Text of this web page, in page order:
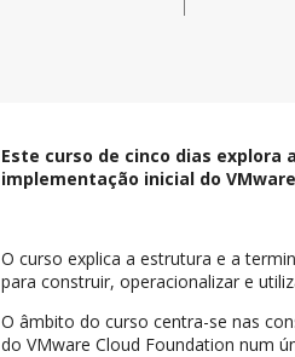
Este curso de cinco dias
implementação inicial do
O curso explica a estrutura e a
para construir, operacionalizar e
O âmbito do curso centra-se nas
do VMware Cloud Foundation num